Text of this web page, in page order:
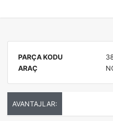
PARÇA KODU
ARAÇ
AVANTAJLAR: